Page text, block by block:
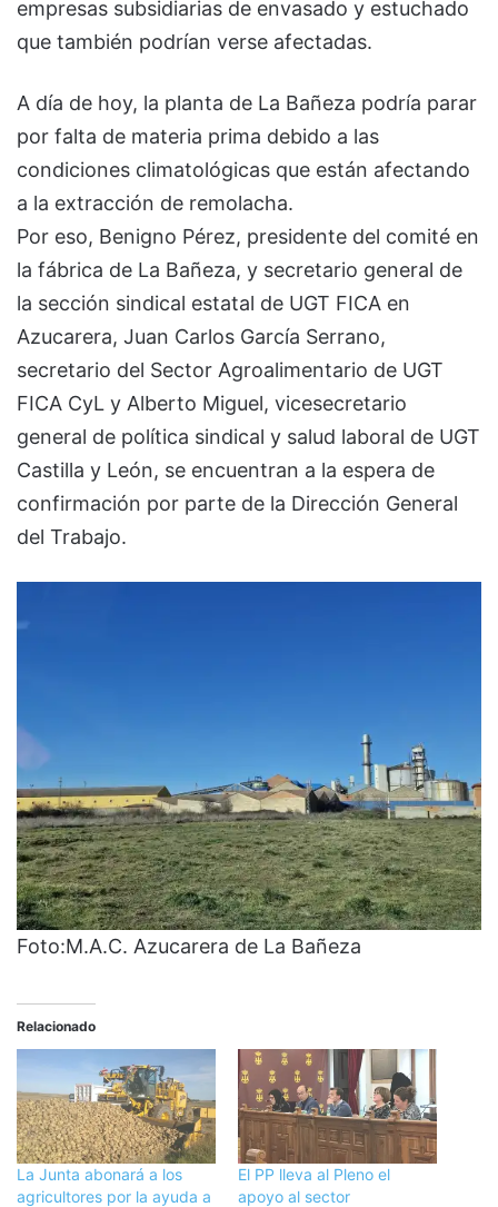
empresas subsidiarias de envasado y estuchado
que también podrían verse afectadas.
A día de hoy, la planta de La Bañeza podría parar
por falta de materia prima debido a las
condiciones climatológicas que están afectando
a la extracción de remolacha.
Por eso, Benigno Pérez, presidente del comité en
la fábrica de La Bañeza, y secretario general de
la sección sindical estatal de UGT FICA en
Azucarera, Juan Carlos García Serrano,
secretario del Sector Agroalimentario de UGT
FICA CyL y Alberto Miguel, vicesecretario
general de política sindical y salud laboral de UGT
Castilla y León, se encuentran a la espera de
confirmación por parte de la Dirección General
del Trabajo.
Foto:M.A.C. Azucarera de La Bañeza
Relacionado
La Junta abonará a los
agricultores por la ayuda a
El PP lleva al Pleno el
apoyo al sector